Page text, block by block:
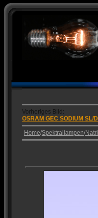
Vorheriges Bild:
OSRAM GEC SODIUM SL/
Home/Spektrallampen/